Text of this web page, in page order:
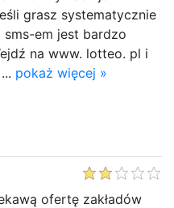
grasz systematycznie
em jest bardzo
na www. lotteo. pl i
pokaż więcej »
ofertę zakładów